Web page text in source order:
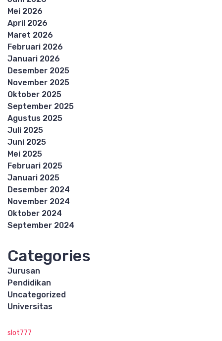
Mei 2026
April 2026
Maret 2026
Februari 2026
Januari 2026
Desember 2025
November 2025
Oktober 2025
September 2025
Agustus 2025
Juli 2025
Juni 2025
Mei 2025
Februari 2025
Januari 2025
Desember 2024
November 2024
Oktober 2024
September 2024
Categories
Jurusan
Pendidikan
Uncategorized
Universitas
slot777